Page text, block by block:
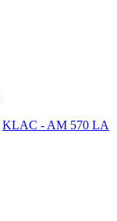
KLAC - AM 570 LA